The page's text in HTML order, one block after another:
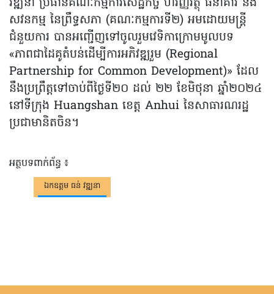
សវនកម្ម នៃព្រឹទ្ធសភា (គណៈកម្មការទី២) អមដោយមន្រ្តី
ជំនួយការ បានអញ្ជើញទៅចូលរួមវេទិកាក្រោមមូលបទ
«ភាពជាដៃគូតំបន់ដើម្បីការអភិវឌ្ឍរួម (Regional
Partnership for Common Development)» ដែល
នឹងប្រព្រឹត្តទៅចាប់ពីថ្ងៃទី២០ ដល់ ២២ ខែមិថុនា ឆ្នាំ២០២៤
នៅទីក្រុង Huangshan ខេត្ត Anhui នៃសាធារណរដ្ឋ
ប្រជាមានិតចិន។
អត្ថបទពាក់ព័ន្ធ ៖
ឯកឧត្តម ធន់ វឌ្ឍនា